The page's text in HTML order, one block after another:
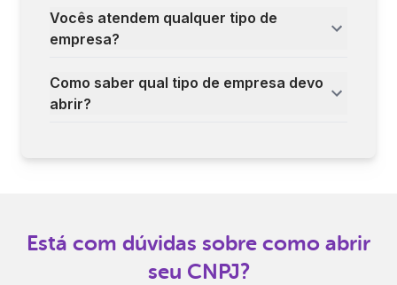
Vocês atendem qualquer tipo de
empresa?
Como saber qual tipo de empresa devo
abrir?
Está com dúvidas sobre como abrir
seu CNPJ?